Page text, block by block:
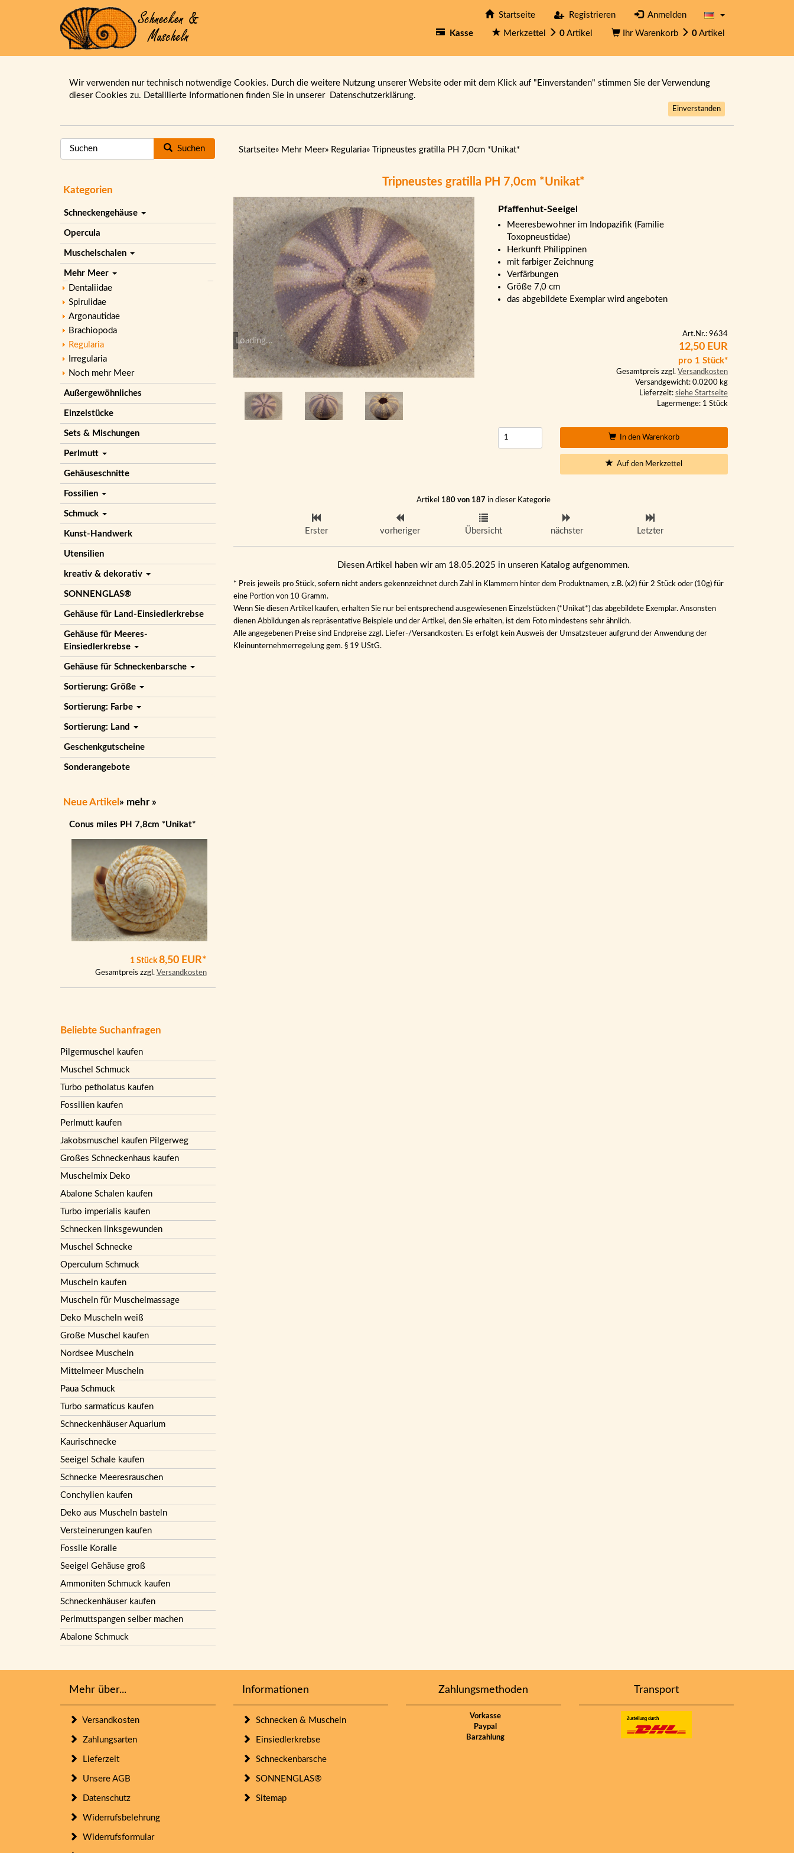
Startseite Registrieren Anmelden
Kasse Merkzettel 0 Artikel Ihr Warenkorb 0 Artikel
Wir verwenden nur technisch notwendige Cookies. Durch die weitere Nutzung unserer Website oder mit dem Klick auf "Einverstanden" stimmen Sie der Verwendung
dieser Cookies zu. Detaillierte Informationen finden Sie in unserer Datenschutzerklärung.
Einverstanden
Suchen
Kategorien
Schneckengehäuse
Opercula
Muschelschalen
Mehr Meer
Dentaliidae
Spirulidae
Argonautidae
Brachiopoda
Regularia
Irregularia
Noch mehr Meer
Außergewöhnliches
Einzelstücke
Sets & Mischungen
Perlmutt
Gehäuseschnitte
Fossilien
Schmuck
Kunst-Handwerk
Utensilien
kreativ & dekorativ
SONNENGLAS®
Gehäuse für Land-Einsiedlerkrebse
Gehäuse für Meeres-
Einsiedlerkrebse
Gehäuse für Schneckenbarsche
Sortierung: Größe
Sortierung: Farbe
Sortierung: Land
Geschenkgutscheine
Sonderangebote
Neue Artikel » mehr »
Conus miles PH 7,8cm *Unikat*
1 Stück 8,50 EUR*
Gesamtpreis zzgl. Versandkosten
Beliebte Suchanfragen
Pilgermuschel kaufen
Muschel Schmuck
Turbo petholatus kaufen
Fossilien kaufen
Perlmutt kaufen
Jakobsmuschel kaufen Pilgerweg
Großes Schneckenhaus kaufen
Muschelmix Deko
Abalone Schalen kaufen
Turbo imperialis kaufen
Schnecken linksgewunden
Muschel Schnecke
Operculum Schmuck
Muscheln kaufen
Muscheln für Muschelmassage
Deko Muscheln weiß
Große Muschel kaufen
Nordsee Muscheln
Mittelmeer Muscheln
Paua Schmuck
Turbo sarmaticus kaufen
Schneckenhäuser Aquarium
Kaurischnecke
Seeigel Schale kaufen
Schnecke Meeresrauschen
Conchylien kaufen
Deko aus Muscheln basteln
Versteinerungen kaufen
Fossile Koralle
Seeigel Gehäuse groß
Ammoniten Schmuck kaufen
Schneckenhäuser kaufen
Perlmuttspangen selber machen
Abalone Schmuck
Startseite» Mehr Meer» Regularia» Tripneustes gratilla PH 7,0cm *Unikat*
Tripneustes gratilla PH 7,0cm *Unikat*
Loading...
Pfaffenhut-Seeigel
Meeresbewohner im Indopazifik (Familie
Toxopneustidae)
Herkunft Philippinen
mit farbiger Zeichnung
Verfärbungen
Größe 7,0 cm
das abgebildete Exemplar wird angeboten
Art.Nr.: 9634
12,50 EUR
pro 1 Stück*
Gesamtpreis zzgl. Versandkosten
Versandgewicht: 0.0200 kg
Lieferzeit: siehe Startseite
Lagermenge: 1 Stück
In den Warenkorb
Auf den Merkzettel
Artikel 180 von 187 in dieser Kategorie
Erster vorheriger Übersicht nächster Letzter
Diesen Artikel haben wir am 18.05.2025 in unseren Katalog aufgenommen.
* Preis jeweils pro Stück, sofern nicht anders gekennzeichnet durch Zahl in Klammern hinter dem Produktnamen, z.B. (x2) für 2 Stück oder (10g) für
eine Portion von 10 Gramm.
Wenn Sie diesen Artikel kaufen, erhalten Sie nur bei entsprechend ausgewiesenen Einzelstücken (*Unikat*) das abgebildete Exemplar. Ansonsten
dienen Abbildungen als repräsentative Beispiele und der Artikel, den Sie erhalten, ist dem Foto mindestens sehr ähnlich.
Alle angegebenen Preise sind Endpreise zzgl. Liefer-/Versandkosten. Es erfolgt kein Ausweis der Umsatzsteuer aufgrund der Anwendung der
Kleinunternehmerregelung gem. § 19 UStG.
Mehr über...
Versandkosten
Zahlungsarten
Lieferzeit
Unsere AGB
Datenschutz
Widerrufsbelehrung
Widerrufsformular
Informationen
Schnecken & Muscheln
Einsiedlerkrebse
Schneckenbarsche
SONNENGLAS®
Sitemap
Zahlungsmethoden
Vorkasse
Paypal
Barzahlung
Transport